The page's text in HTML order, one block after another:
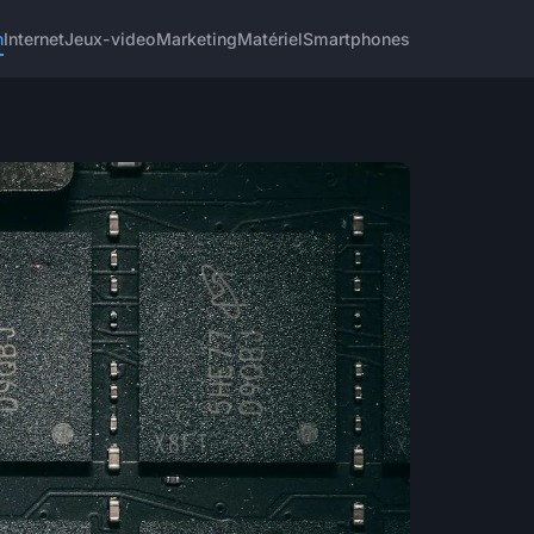
InternetJeux-videoMarketingMatérielSmartphones